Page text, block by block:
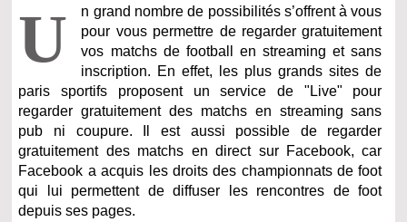
U
n grand nombre de possibilités s’offrent à vous
pour vous permettre de regarder gratuitement
vos matchs de football en streaming et sans
inscription. En effet, les plus grands sites de
paris sportifs proposent un service de "Live" pour
regarder gratuitement des matchs en streaming sans
pub ni coupure. Il est aussi possible de regarder
gratuitement des matchs en direct sur Facebook, car
Facebook a acquis les droits des championnats de foot
qui lui permettent de diffuser les rencontres de foot
depuis ses pages.